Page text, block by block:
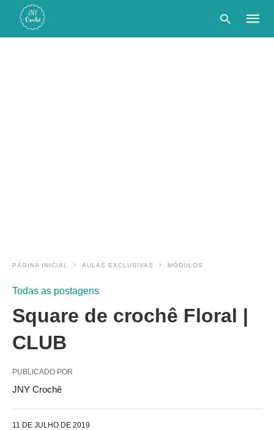
PÁGINA INICIAL AULAS EXCLUSIVAS MÓDULOS
Todas as postagens
Square de crochê Floral |
CLUB
PUBLICADO POR
JNY Crochê
11 DE JULHO DE 2019